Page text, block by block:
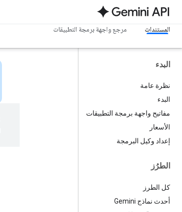
المستندات مرجع واجهة برمجة التطبيقات
البدء
نظرة عامة
البدء
مفاتيح واجهة برمجة التطبيقات
الأسعار
إعداد وكيل البرمجة
الطرُز
كل الطرز
أحدث نماذج Gemini